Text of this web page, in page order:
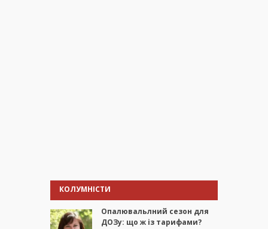
КОЛУМНІСТИ
Опалювальлний сезон для
ДОЗу: що ж із тарифами?